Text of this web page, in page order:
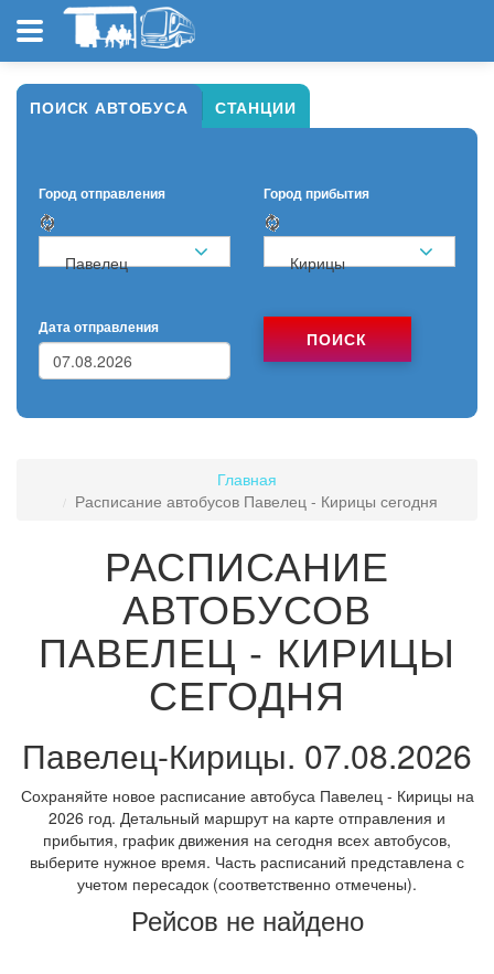
ПОИСК АВТОБУСА СТАНЦИИ
Город отправления
Павелец
Город прибытия
Кирицы
Дата отправления
ПОИСК
Главная
Расписание автобусов Павелец - Кирицы сегодня
РАСПИСАНИЕ
АВТОБУСОВ
ПАВЕЛЕЦ - КИРИЦЫ
СЕГОДНЯ
Павелец-Кирицы. 07.08.2026
Сохраняйте новое расписание автобуса Павелец - Кирицы на
2026 год. Детальный маршрут на карте отправления и
прибытия, график движения на сегодня всех автобусов,
выберите нужное время. Часть расписаний представлена с
учетом пересадок (соответственно отмечены).
Рейсов не найдено